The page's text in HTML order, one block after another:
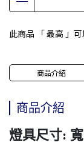
此商品 「 最高 」
商品介紹
商品介紹
燈具尺寸: